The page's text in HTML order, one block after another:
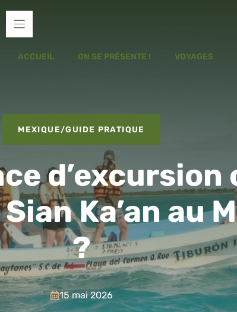
ACCUEIL ON SE PRÉSENTE ! VOYAGES
MEXIQUE/GUIDE PRATIQUE
Ka’an au
?
15 mai 2026